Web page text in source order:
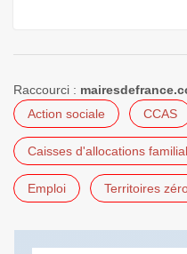
Raccourci :
Action sociale
CCAS
Caisses d'allocations
Emploi Territoires